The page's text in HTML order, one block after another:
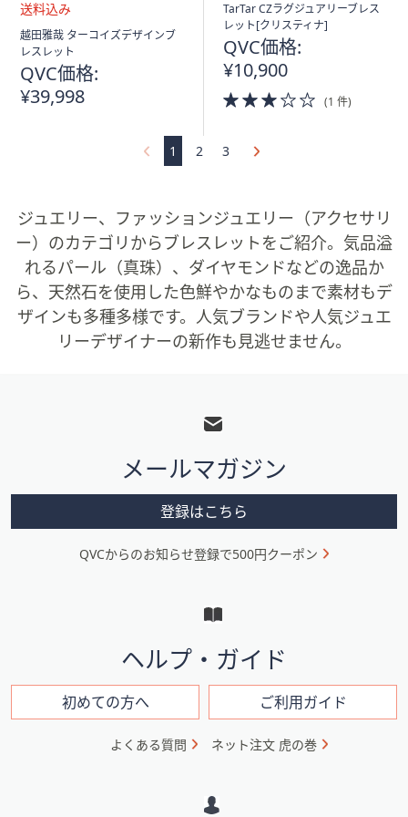
送
料
み
越田雅哉 ターコイズデザインブ
レスレット
QVC価格:
¥39,998
TarTar CZラグジュアリーブレス
レット[クリスティナ]
QVC価格:
¥10,900
3.0
of
(1 件)
1 2 3
ジュエリー、ファッションジュエリー（アクセサリ
ー）のカテゴリからブレスレットをご紹介。気品溢
れるパール（真珠）、ダイヤモンドなどの逸品か
ら、天然石を使用した色鮮やかなものまで素材もデ
ザインも多種多様です。人気ブランドや人気ジュエ
リーデザイナーの新作も見逃せません。
メ
ニ
ン
メールマガジン
登録はこちら
QVCからのお知らせ登録で500円クーポン
ヘルプ・ガイド
初めての方へ ご利用ガイド
よくある質問 ネット注文 虎の巻